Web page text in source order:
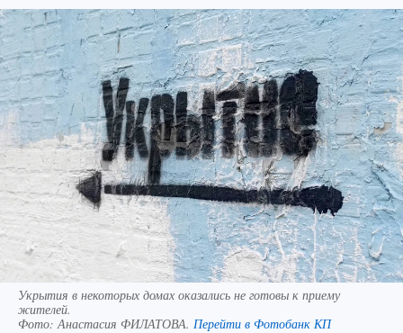
Укрытия в некоторых домах оказались не готовы к приему
жителей.
Фото: Анастасия ФИЛАТОВА. Перейти в Фотобанк КП